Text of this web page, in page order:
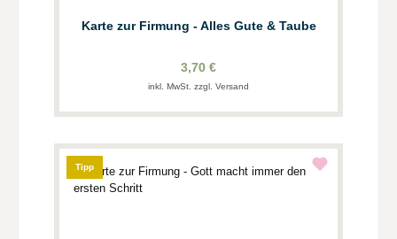
Karte zur Firmung - Alles Gute & Taube
3,70 €
inkl. MwSt. zzgl. Versand
Tipp